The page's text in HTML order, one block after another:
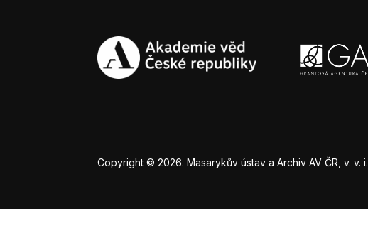
Copyright © 2026. Masarykův ústav a Archiv AV ČR, v. v. i.